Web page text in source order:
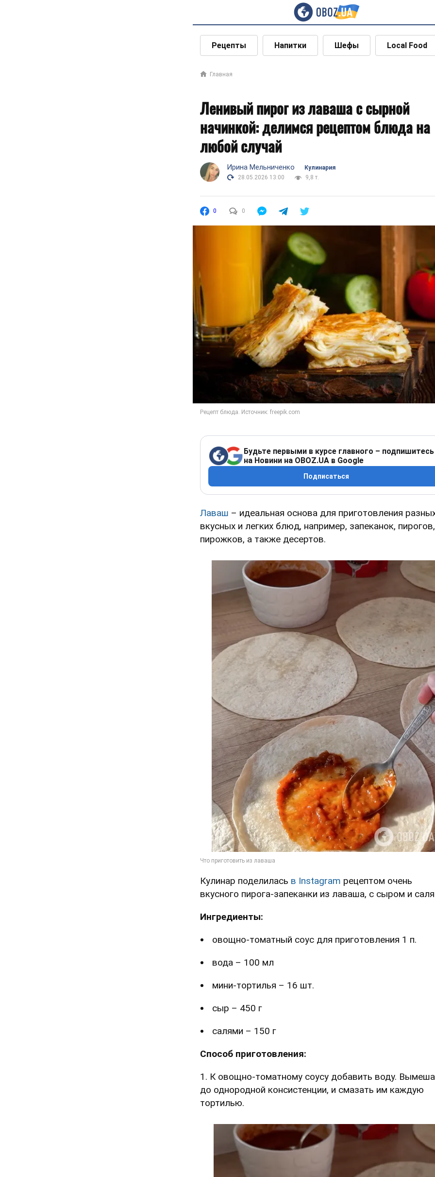
Рецепты Напитки Шефы Local Food
Главная
Ленивый пирог из лаваша с сырной
начинкой: делимся рецептом блюда на
любой случай
Ирина Мельниченко
Кулинария
28.05.2026 13:00
9,8 т.
0 0
Будьте первыми в курсе главного – подпишитесь
на Новини на OBOZ.UA в Google
Подписаться
Лаваш – идеальная основа для приготовления
вкусных и легких блюд, например, запеканок, пирогов,
пирожков, а также десертов.
Кулинар поделилась в Instagram рецептом очень
вкусного пирога-запеканки из лаваша, с сыром и
Ингредиенты:
овощно-томатный соус для приготовления 1 п.
вода – 100 мл
мини-тортилья – 16 шт.
сыр – 450 г
салями – 150 г
Способ приготовления:
1. К овощно-томатному соусу добавить воду.
до однородной консистенции, и смазать им каждую
тортилью.